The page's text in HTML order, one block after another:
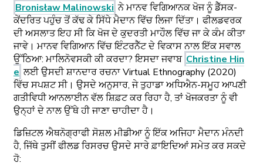
Bronisław Malinowski ਨੇ ਮਾਨਵ ਵਿਗਿਆਨਕ ਖੋਜ ਨੂੰ ਡੈੱਸਕ-
ਕੇਂਦਰਿਤ ਪਹੁੰਚ ਤੋਂ ਕੱਢ ਕੇ ਸਿੱਧੇ ਮੈਦਾਨ ਵਿੱਚ ਲਿਜਾ ਦਿੱਤਾ। ਫੀਲਡਵਰਕ
ਦੀ ਅਸਲਾਤ ਇਹ ਸੀ ਕਿ ਖੋਜ ਦੇ ਕੁਦਰਤੀ ਮਾਹੌਲ ਵਿੱਚ ਜਾ ਕੇ ਕੰਮ ਕੀਤਾ
ਜਾਵੇ। ਮਾਨਵ ਵਿਗਿਆਨ ਵਿੱਚ ਇੰਟਰਨੈੱਟ ਦੇ ਵਿਕਾਸ ਨਾਲ ਇੱਕ ਸਵਾਲ
ਉੱਠਿਆ: ਮਾਲਿਨੋਵਸਕੀ ਕੀ ਕਰਦਾ? ਇਸਦਾ ਜਵਾਬ Christine Hin
e ਲਈ ਉਸਦੀ ਸ਼ਾਨਦਾਰ ਰਚਨਾ Virtual Ethnography (2020)
ਵਿੱਚ ਸਪਸ਼ਟ ਸੀ। ਉਸਦੇ ਅਨੁਸਾਰ, ਜੇ ਤੁਹਾਡਾ ਅਧਿਐਨ-ਸਮੂਹ ਆਪਣੀ
ਗਤੀਵਿਧੀ ਆਨਲਾਈਨ ਵੱਲ ਸ਼ਿਫ਼ਟ ਕਰ ਰਿਹਾ ਹੈ, ਤਾਂ ਖੋਜਕਰਤਾ ਨੂੰ ਵੀ
ਉਨ੍ਹਾਂ ਦੇ ਨਾਲ ਉੱਥੇ ਹੀ ਜਾਣਾ ਚਾਹੀਦਾ ਹੈ।
ਡਿਜ਼ਿਟਲ ਐਥਨੋਗ੍ਰਾਫੀ ਸੋਸ਼ਲ ਮੀਡੀਆ ਨੂੰ ਇੱਕ ਅਜਿਹਾ ਮੈਦਾਨ ਮੰਨਦੀ
ਹੈ, ਜਿੱਥੇ ਤੁਸੀਂ ਫੀਲਡ ਰਿਸਰਚ ਉਸਦੇ ਸਾਰੇ ਫ਼ਾਇਦਿਆਂ ਸਮੇਤ ਕਰ ਸਕਦੇ
ਹੋ: